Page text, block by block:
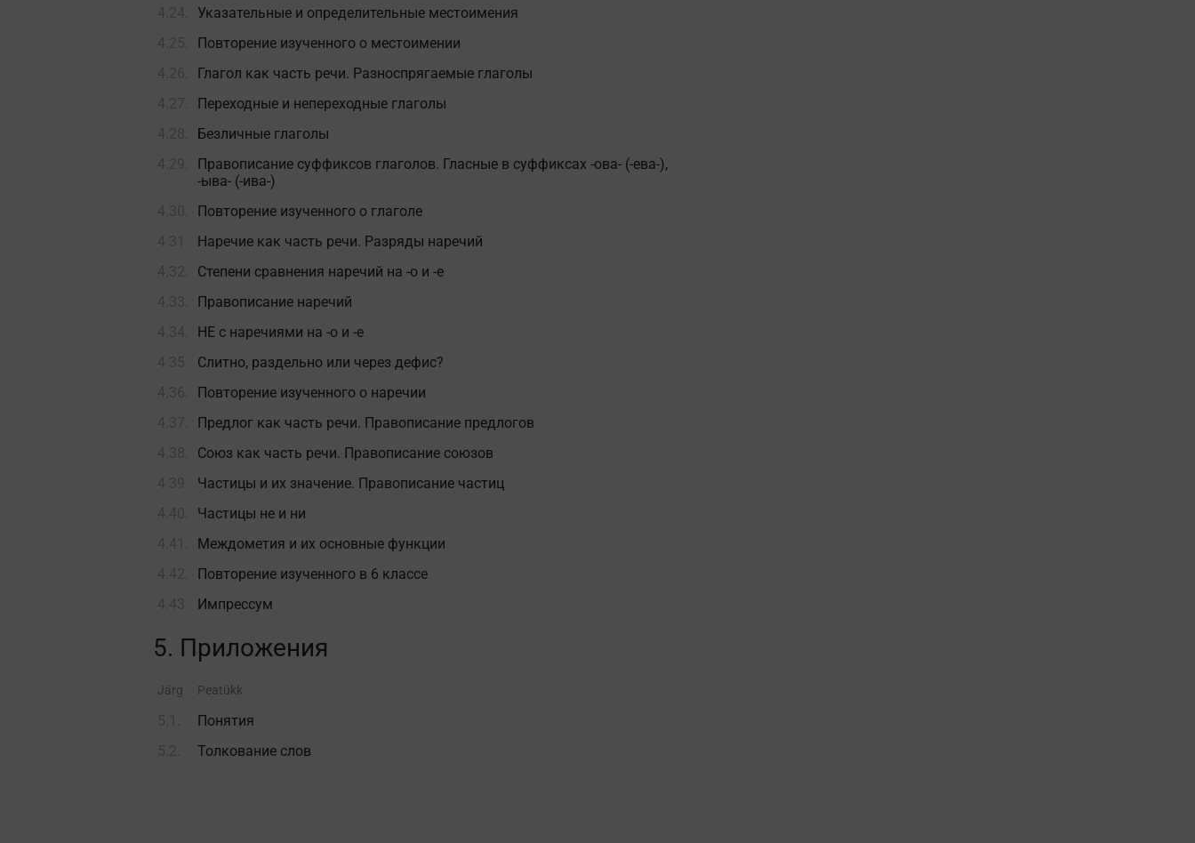
Указательные и определительные местоимения
Повторение изученного о местоимении
Глагол как часть речи. Разноспрягаемые глаголы
Переходные и непереходные глаголы
Безличные глаголы
Правописание суффиксов глаголов. Гласные в суффиксах -ова- (-ева-),
-ыва- (-ива-)
Повторение изученного о глаголе
Наречие как часть речи. Разряды наречий
Степени сравнения наречий на -о и -е
Правописание наречий
НЕ с наречиями на -о и -е
Слитно, раздельно или через дефис?
Повторение изученного о наречии
Предлог как часть речи. Правописание предлогов
Союз как часть речи. Правописание союзов
Частицы и их значение. Правописание частиц
Частицы не и ни
Междометия и их основные функции
Повторение изученного в 6 классе
Импрессум
5. Приложения
Järg Peatükk
Понятия
Толкование слов